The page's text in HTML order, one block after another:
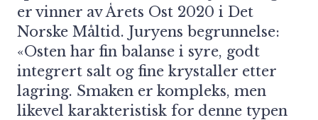
er vinner av Årets Ost 2020 i Det
Norske Måltid. Juryens begrunnelse:
«Osten har fin balanse i syre, godt
integrert salt og fine krystaller etter
lagring. Smaken er kompleks, men
likevel karakteristisk for denne typen